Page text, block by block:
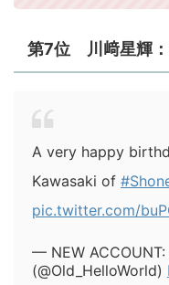
第7位 川﨑星輝
A very happy
Kawasaki of
pic.twitter.com/
— NEW ACCOUNT:
(@Old_HelloWorld)